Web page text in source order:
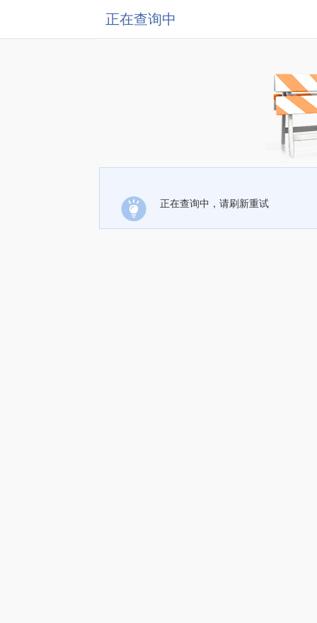
正在查询中
正在查询中，请刷新重试